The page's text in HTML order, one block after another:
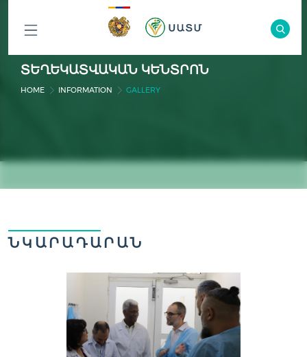
ԲՈԼՈՐ
ԲԱԺԻՆՆԵՐԸ
ՏԵՂԵԿԱՏՎԱԿԱՆ ԿԵՆՏՐՈՆ
HOME INFORMATION GALLERY
ՆԿԱՐԱԴԱՐԱՆ